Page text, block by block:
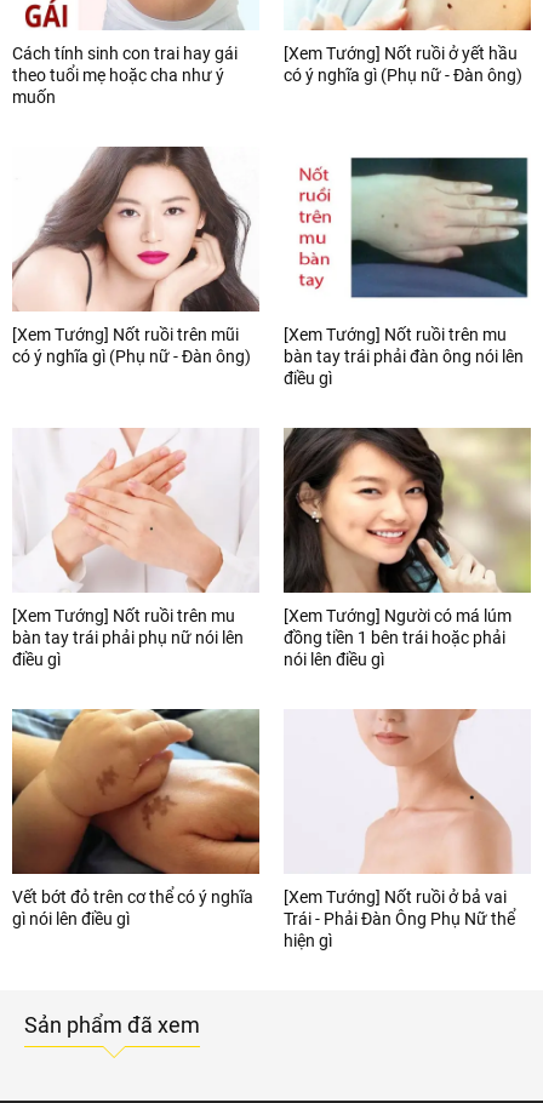
Cách tính sinh con trai hay gái
theo tuổi mẹ hoặc cha như ý
muốn
[Xem Tướng] Nốt ruồi ở yết hầu
có ý nghĩa gì (Phụ nữ - Đàn ông)
[Xem Tướng] Nốt ruồi trên mũi
có ý nghĩa gì (Phụ nữ - Đàn ông)
[Xem Tướng] Nốt ruồi trên mu
bàn tay trái phải đàn ông nói lên
điều gì
[Xem Tướng] Nốt ruồi trên mu
bàn tay trái phải phụ nữ nói lên
điều gì
[Xem Tướng] Người có má lúm
đồng tiền 1 bên trái hoặc phải
nói lên điều gì
Vết bớt đỏ trên cơ thể có ý nghĩa
gì nói lên điều gì
[Xem Tướng] Nốt ruồi ở bả vai
Trái - Phải Đàn Ông Phụ Nữ thể
hiện gì
Sản phẩm đã xem